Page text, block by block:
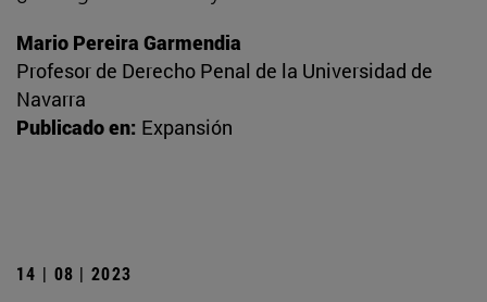
Mario Pereira Garmendia
Profesor de Derecho Penal de la Universidad de
Navarra
Publicado en: Expansión
14 | 08 | 2023